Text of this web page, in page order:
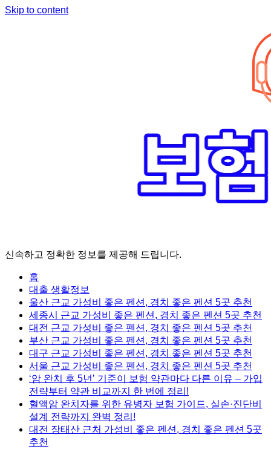
Skip to content
신속하고 정확한 정보를 제공해 드립니다.
홈
대출 생활정보
울산 근교 가성비 좋은 펜션, 경치 좋은 펜션 5곳 추천
세종시 근교 가성비 좋은 펜션, 경치 좋은 펜션 5곳 추천
대전 근교 가성비 좋은 펜션, 경치 좋은 펜션 5곳 추천
부산 근교 가성비 좋은 펜션, 경치 좋은 펜션 5곳 추천
대구 근교 가성비 좋은 펜션, 경치 좋은 펜션 5곳 추천
서울 근교 가성비 좋은 펜션, 경치 좋은 펜션 5곳 추천
‘암 완치 후 5년’ 기준이 보험 약관마다 다른 이유 – 가입
전략부터 약관 비교까지 한 번에 정리!
혈액암 완치자를 위한 유병자 보험 가이드, 실손·진단비
설계 전략까지 완벽 정리!
대전 장태산 근처 가성비 좋은 펜션, 경치 좋은 펜션 5곳
추천